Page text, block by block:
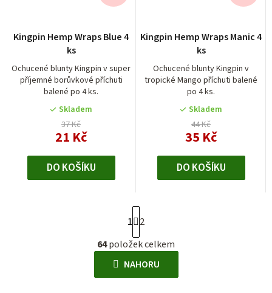
Kingpin Hemp Wraps Blue 4
ks
Ochucené blunty Kingpin v super
příjemné borůvkové příchuti
balené po 4 ks.
Skladem
37 Kč
21 Kč
DO KOŠÍKU
Kingpin Hemp Wraps Manic 4
ks
Ochucené blunty Kingpin v
tropické Mango příchuti balené
po 4 ks.
Skladem
44 Kč
35 Kč
DO KOŠÍKU
O
v
l
S
t
r
á
n
1
2
64položek celkem
NAHORU